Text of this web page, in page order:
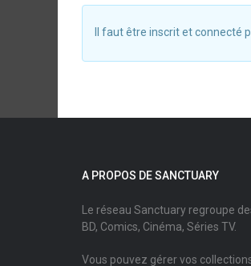
Il faut être inscrit et connecté
A PROPOS DE SANCTUARY
Le réseau Sanctuary regroupe
BD, Comics, Cinéma, Séries TV.
Vous pouvez gérer vos